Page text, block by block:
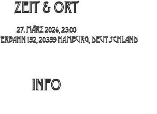
Zeit & Ort
27. März 2026, 23:00
152, 20359 Hamburg, Deutschland
INFO